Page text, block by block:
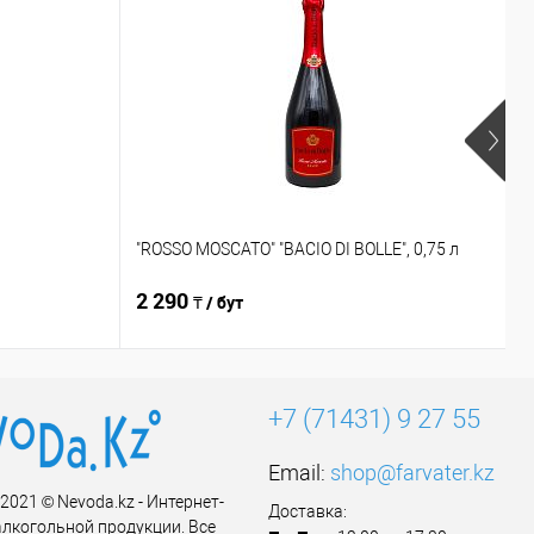
"ROSSO MOSCATO" "BACIO DI BOLLE", 0,75 л
2 290 ₸ / бут
© Nevoda.kz - Интернет-
продукции. Все
+7 (71431) 9 27 55
Email: shop@farvater.kz
Доставка: